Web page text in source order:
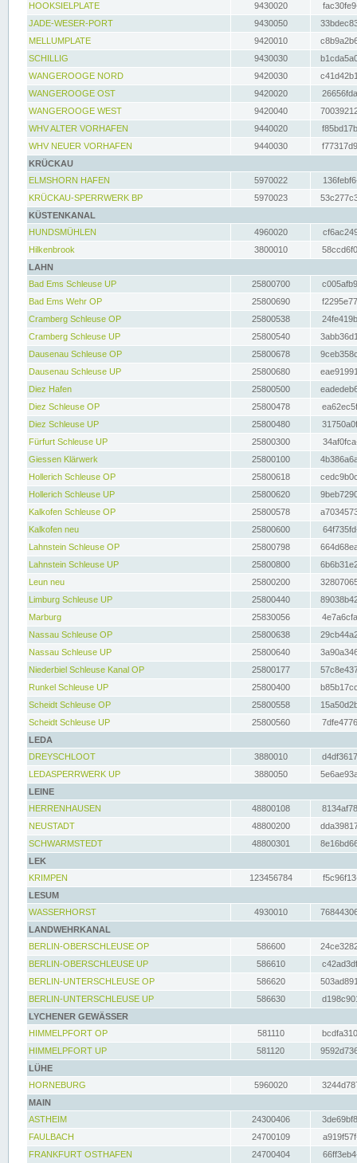
HOOKSIELPLATE
9430020
JADE-WESER-PORT
9430050
MELLUMPLATE
9420010
SCHILLIG
9430030
WANGEROOGE NORD
9420030
WANGEROOGE OST
9420020
WANGEROOGE WEST
9420040
WHV ALTER VORHAFEN
9440020
WHV NEUER VORHAFEN
9440030
KRÜCKAU
ELMSHORN HAFEN
5970022
KRÜCKAU-SPERRWERK BP
5970023
KÜSTENKANAL
HUNDSMÜHLEN
4960020
Hilkenbrook
3800010
LAHN
Bad Ems Schleuse UP
25800700
Bad Ems Wehr OP
25800690
Cramberg Schleuse OP
25800538
Cramberg Schleuse UP
25800540
Dausenau Schleuse OP
25800678
Dausenau Schleuse UP
25800680
Diez Hafen
25800500
Diez Schleuse OP
25800478
Diez Schleuse UP
25800480
Fürfurt Schleuse UP
25800300
Giessen Klärwerk
25800100
Hollerich Schleuse OP
25800618
Hollerich Schleuse UP
25800620
Kalkofen Schleuse OP
25800578
Kalkofen neu
25800600
Lahnstein Schleuse OP
25800798
Lahnstein Schleuse UP
25800800
Leun neu
25800200
Limburg Schleuse UP
25800440
Marburg
25830056
Nassau Schleuse OP
25800638
Nassau Schleuse UP
25800640
Niederbiel Schleuse Kanal OP
25800177
Runkel Schleuse UP
25800400
Scheidt Schleuse OP
25800558
Scheidt Schleuse UP
25800560
LEDA
DREYSCHLOOT
3880010
LEDASPERRWERK UP
3880050
LEINE
HERRENHAUSEN
48800108
NEUSTADT
48800200
SCHWARMSTEDT
48800301
LEK
KRIMPEN
123456784
LESUM
WASSERHORST
4930010
LANDWEHRKANAL
BERLIN-OBERSCHLEUSE OP
586600
BERLIN-OBERSCHLEUSE UP
586610
BERLIN-UNTERSCHLEUSE OP
586620
BERLIN-UNTERSCHLEUSE UP
586630
LYCHENER GEWÄSSER
HIMMELPFORT OP
581110
HIMMELPFORT UP
581120
LÜHE
HORNEBURG
5960020
MAIN
ASTHEIM
24300406
FAULBACH
24700109
FRANKFURT OSTHAFEN
24700404